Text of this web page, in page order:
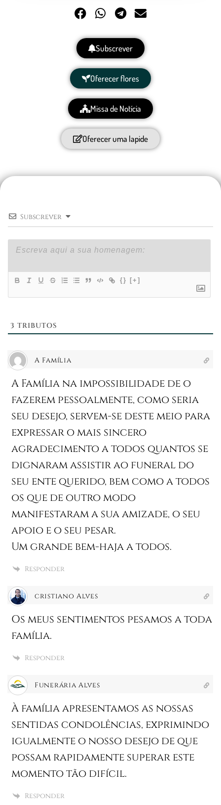
Subscrever
Oferecer flores
Missa de Notícia
Oferecer uma lapide
Subscrever
{} [+]
3 TRIBUTOS
A Família
A Família na impossibilidade de o
fazerem pessoalmente, como seria
seu desejo, servem-se deste meio para
expressar o mais sincero
agradecimento a todos quantos se
dignaram assistir ao funeral do
seu ente querido, bem como a todos
os que de outro modo
manifestaram a sua amizade, o seu
apoio e o seu pesar.
Um grande bem-haja a todos.
Responder
cristiano Alves
Os meus sentimentos pesamos a toda
família.
Responder
Funerária Alves
À família apresentamos as nossas
sentidas condolências, exprimindo
igualmente o nosso desejo de que
possam rapidamente superar este
momento tão difícil.
Responder